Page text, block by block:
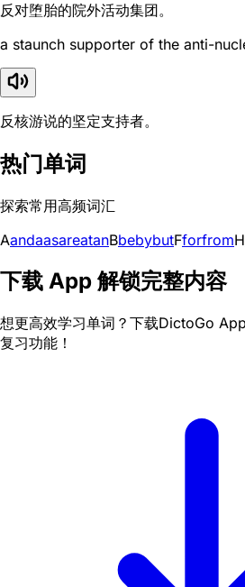
反对堕胎的院外活动集团。
a staunch supporter of the anti-
反核游说的坚定支持者。
热门单词
探索常用高频词汇
AandaasareatanBbebybutFforfromH
下载 App 解锁完整内容
想更高效学习单词？下载DictoGo
复习功能！